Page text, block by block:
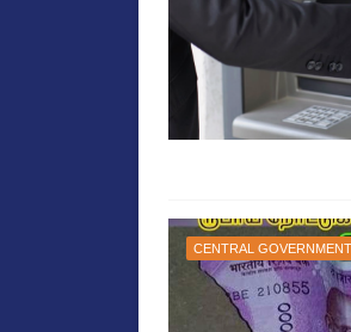
CENTRAL GOVERNMENT